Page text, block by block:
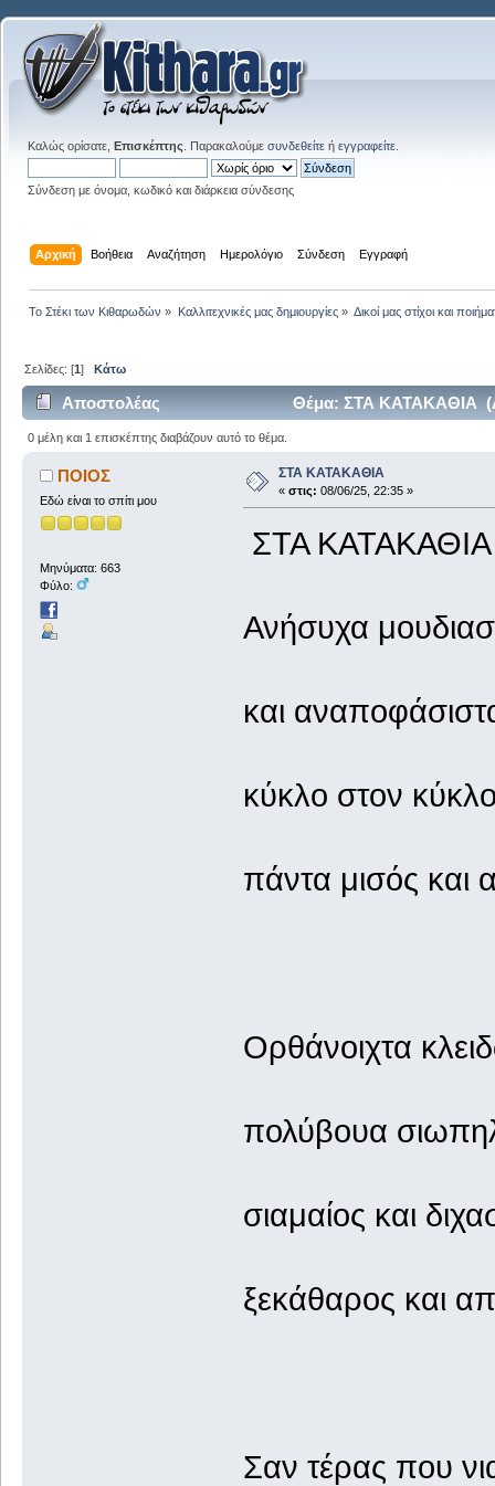
Καλώς ορίσατε, Επισκέπτης . Παρακαλούμε συνδεθείτε ή εγγραφείτε
Σύνδεση με όνομα, κωδικό και διάρκεια σύνδεσης
Αρχική Βοήθεια Αναζήτηση Ημερολόγιο Σύνδεση Εγγραφή
Το Στέκι των Κιθαρωδών » Καλλιτεχνικές μας δημιουργίες» Δικοί μας στίχοι και
Σελίδες: [1]Κάτω
Αποστολέας Θέμα: ΣΤΑ ΚΑΤΑΚΑΘΙΑ
0 μέλη και 1 επισκέπτης διαβάζουν αυτό το θέμα.
ΠΟΙΟΣ
Εδώ είναι το σπίτι μου
Μηνύματα: 663
Φύλο:
ΣΤΑ ΚΑΤΑΚΑΘΙΑ
« στις: 08/06/25, 22:35 »
ΣΤΑ ΚΑΤΑΚΑΘΙΑ
Ανήσυχα
και
κύκλο στον
πάντα μισός και
Ορθάνοιχτα
πολύβουα
σιαμαίος και
ξεκάθαρος και
Σαν τέρας που